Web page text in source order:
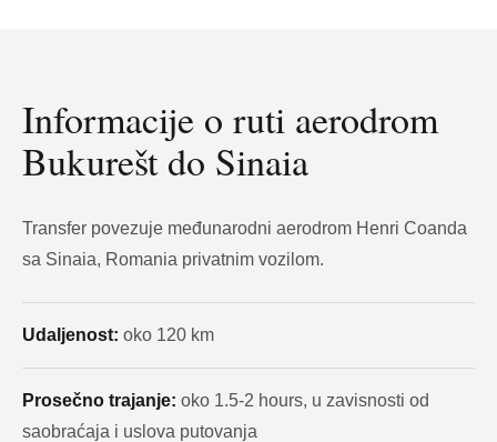
Informacije o ruti aerodrom
Bukurešt do Sinaia
Transfer povezuje međunarodni aerodrom Henri Coanda
sa Sinaia, Romania privatnim vozilom.
Udaljenost: oko 120 km
Prosečno trajanje: oko 1.5-2 hours, u zavisnosti od
saobraćaja i uslova putovanja